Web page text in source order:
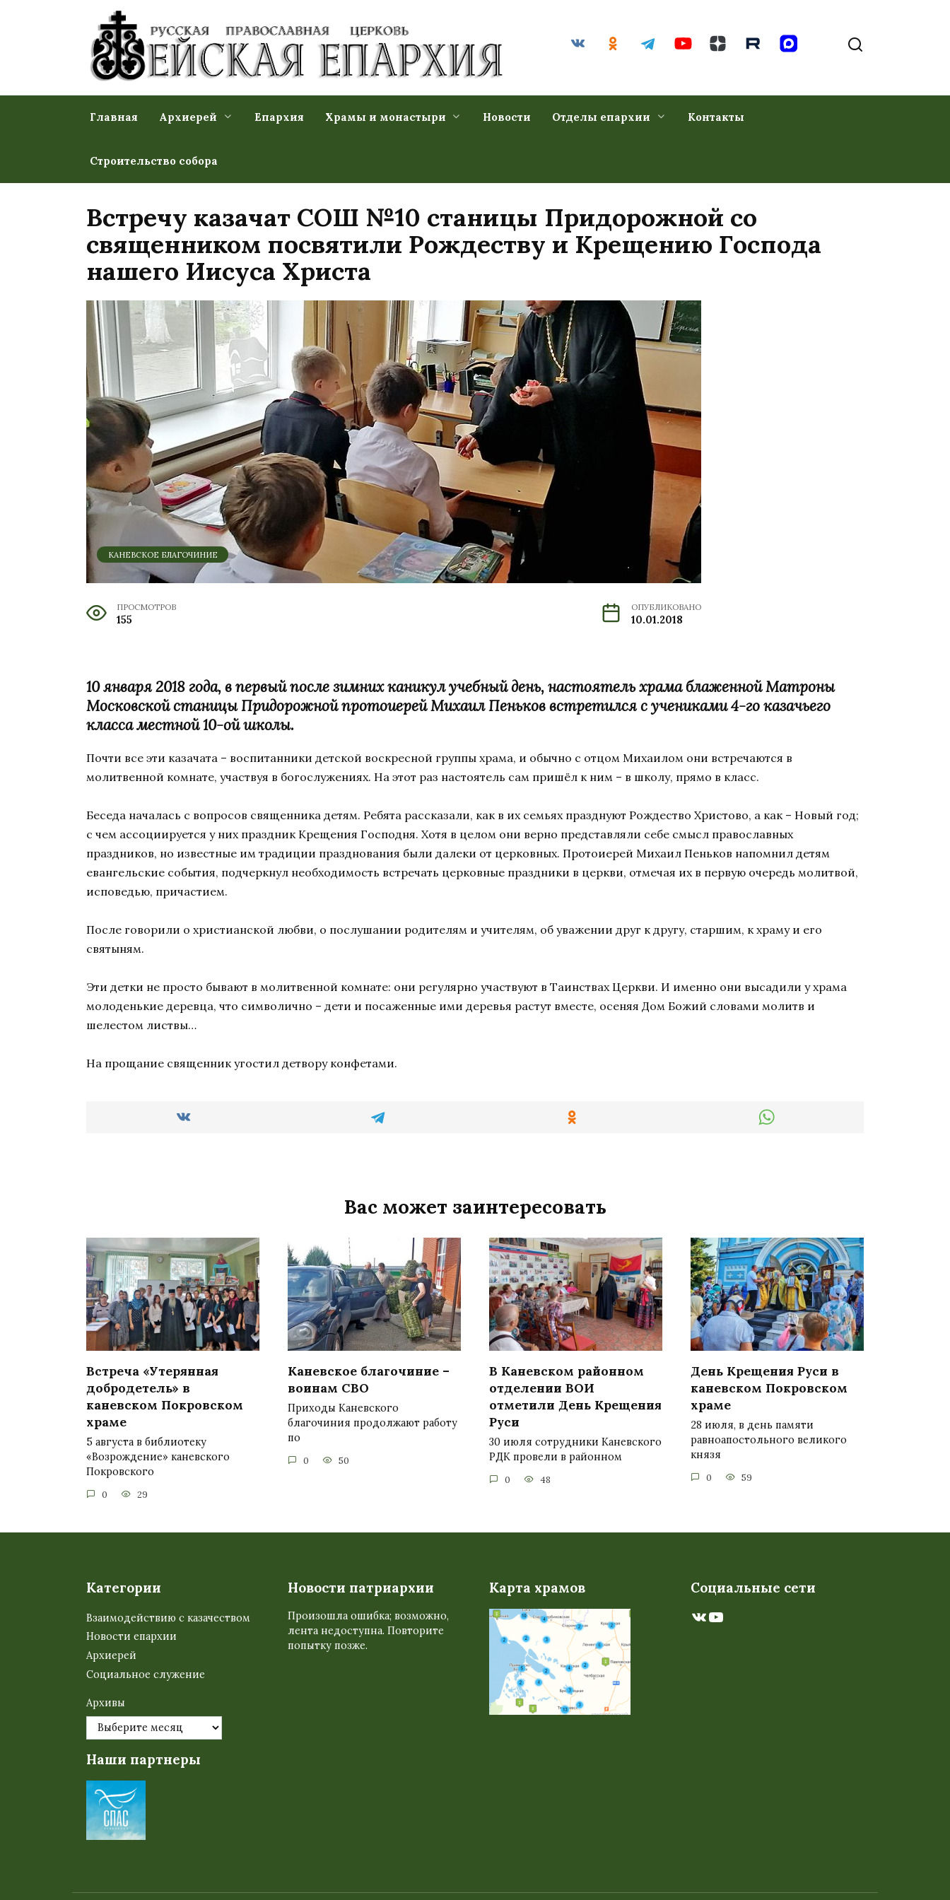
Главная Архиерей Епархия Храмы и монастыри Новости Отделы епархии Контакты
Строительство собора
Встречу казачат СОШ №10 станицы Придорожной со
священником посвятили Рождеству и Крещению Господа
нашего Иисуса Христа
КАНЕВСКОЕ БЛАГОЧИНИЕ
ПРОСМОТРОВ
155
ОПУБЛИКОВАНО
10.01.2018
10 января 2018 года, в первый после зимних каникул учебный день, настоятель храма блаженной Матроны
Московской станицы Придорожной протоиерей Михаил Пеньков встретился с учениками 4-го казачьего
класса местной 10-ой школы.
Почти все эти казачата – воспитанники детской воскресной группы храма, и обычно с отцом Михаилом они встречаются в
молитвенной комнате, участвуя в богослужениях. На этот раз настоятель сам пришёл к ним – в школу, прямо в класс.
Беседа началась с вопросов священника детям. Ребята рассказали, как в их семьях празднуют Рождество Христово, а как – Новый год;
с чем ассоциируется у них праздник Крещения Господня. Хотя в целом они верно представляли себе смысл православных
праздников, но известные им традиции празднования были далеки от церковных. Протоиерей Михаил Пеньков напомнил детям
евангельские события, подчеркнул необходимость встречать церковные праздники в церкви, отмечая их в первую очередь молитвой,
исповедью, причастием.
После говорили о христианской любви, о послушании родителям и учителям, об уважении друг к другу, старшим, к храму и его
святыням.
Эти детки не просто бывают в молитвенной комнате: они регулярно участвуют в Таинствах Церкви. И именно они высадили у храма
молоденькие деревца, что символично – дети и посаженные ими деревья растут вместе, осеняя Дом Божий словами молитв и
шелестом листвы…
На прощание священник угостил детвору конфетами.
Вас может заинтересовать
Встреча «Утерянная
добродетель» в
каневском Покровском
храме
5 августа в библиотеку
«Возрождение» каневского
Покровского
0 29
Каневское благочиние –
воинам СВО
Приходы Каневского
благочиния продолжают работу
по
0 50
В Каневском районном
отделении ВОИ
отметили День Крещения
Руси
30 июля сотрудники Каневского
РДК провели в районном
0 48
День Крещения Руси в
каневском Покровском
храме
28 июля, в день памяти
равноапостольного великого
князя
0 59
Категории
Взаимодействию с казачеством
Новости епархии
Архиерей
Социальное служение
Архивы
Наши партнеры
Новости патриархии
Произошла ошибка; возможно,
лента недоступна. Повторите
попытку позже.
Карта храмов Социальные сети
ВКонтакте
YouTube